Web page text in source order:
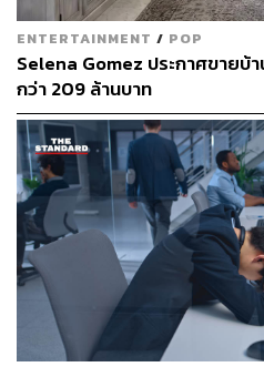
ENTERTAINMENT / POP
Selena Gomez ประกาศขายบ้
กว่า 209 ล้านบาท